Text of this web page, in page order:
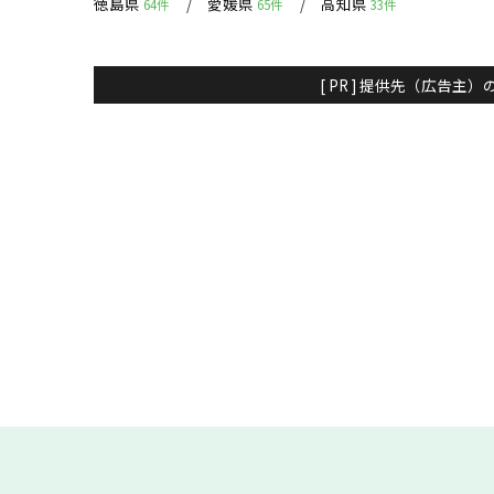
64件 65件 33件
[ PR ] 提供先（広告主）